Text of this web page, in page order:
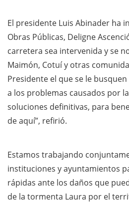
El presidente Luis Abinader ha
Obras Públicas, Deligne
carretera sea intervenida y se
Maimón, Cotuí y otras
Presidente el que se le
a los problemas causados por
soluciones definitivas, para
de aquí”, refirió.
Estamos trabajando
instituciones y ayuntamientos
rápidas ante los daños que
de la tormenta Laura por el